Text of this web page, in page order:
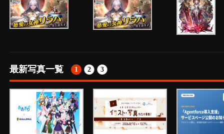
最新写真一覧 1 2 3